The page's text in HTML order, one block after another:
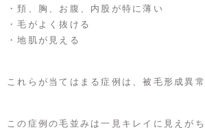
・頚、胸、お腹、内股が特に薄い
・毛がよく抜ける
・地肌が見える
これらが当てはまる症例は、被毛形成異常
この症例の毛並みは一見キレイに見えが